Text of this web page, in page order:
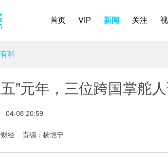
首页 VIP 新闻 关注
有料
五”元年，三位跨国掌舵
04-08 20:59
财经 责编：杨恺宁